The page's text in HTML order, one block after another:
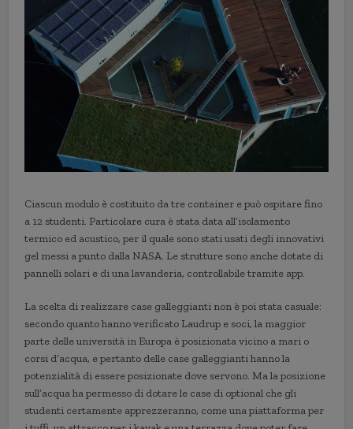
Ciascun modulo è costituito da tre container e può ospitare fino
a 12 studenti. Particolare cura è stata data all’isolamento
termico ed acustico, per il quale sono stati usati degli innovativi
gel messi a punto dalla NASA. Le strutture sono anche dotate di
pannelli solari e di una lavanderia, controllabile tramite app.
La scelta di realizzare case galleggianti non è poi stata casuale:
secondo quanto hanno verificato Laudrup e soci, la maggior
parte delle università in Europa è posizionata vicino a mari o
corsi d’acqua, e pertanto delle case galleggianti hanno la
potenzialità di essere posizionate dove servono. Ma la posizione
sull’acqua ha permesso di dotare le case di optional che gli
studenti certamente apprezzeranno, come una piattaforma per